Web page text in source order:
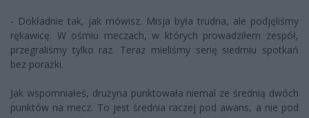
- Dokładnie tak, jak mówisz. Misja była trudna, ale podjęliśmy
rękawicę. W ośmiu meczach, w których prowadziłem zespół,
przegraliśmy tylko raz. Teraz mieliśmy serię siedmiu spotkań
bez porażki.
Jak wspomniałeś, drużyna punktowała niemal ze średnią dwóch
punktów na mecz. To jest średnia raczej pod awans, a nie pod